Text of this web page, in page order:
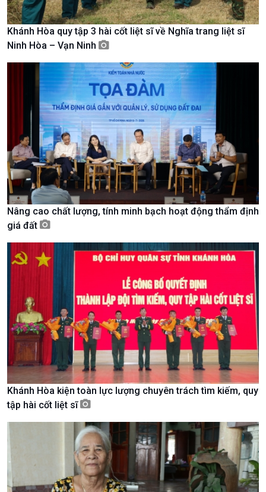
Chính phủ với người dân
Quốc hội với cử tri
Xây dựng đảng
Đảng trong cuộc sống
Nhận diện sự thật
Pháp luật và đời sống
Tin thế giới
Vấn đề quốc tế
Hồ sơ sự kiện quốc tế
Thế giới & Việt Nam
Biên cương - Một dải vững
bền
Kinh tế
Tin Kinh tế
Trước giờ mở cửa
Sức sống hàng Việt
Tuyên chiến với gian lận
Nông nghiệp & Biển đảo
Tin Nông nghiệp & Biển
Biển đảo Việt Nam
Tâm tình biên giới và hải
đảo
Tìm hiểu biển, đảo Việt
Nam
Khánh Hòa quy tập 3 hài cốt liệt sĩ về Nghĩa trang liệt sĩ
Ninh Hòa – Vạn Ninh
Nâng cao chất lượng, tính minh bạch hoạt động thẩm định
giá đất
Khánh Hòa kiện toàn lực lượng chuyên trách tìm kiếm, quy
tập hài cốt liệt sĩ